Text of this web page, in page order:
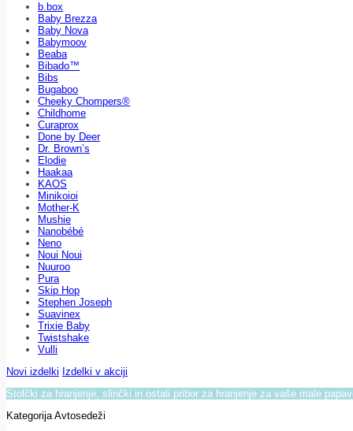
b.box
Baby Brezza
Baby Nova
Babymoov
Beaba
Bibado™
Bibs
Bugaboo
Cheeky Chompers®
Childhome
Curaprox
Done by Deer
Dr. Brown’s
Elodie
Haakaa
KAOS
Minikoioi
Mother-K
Mushie
Nanobébé
Neno
Noui Noui
Nuuroo
Pura
Skip Hop
Stephen Joseph
Suavinex
Trixie Baby
Twistshake
Vulli
Novi izdelki Izdelki v akciji
Stolčki za hranjenje, slinčki in ostali pribor za hranjenje za vaše male
Kategorija Avtosedeži